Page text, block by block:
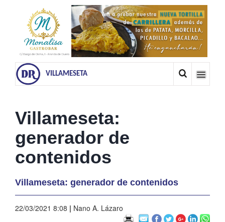
VILLAMESETA
Villameseta:
generador de
contenidos
Villameseta: generador de contenidos
22/03/2021 8:08 | Nano A. Lázaro